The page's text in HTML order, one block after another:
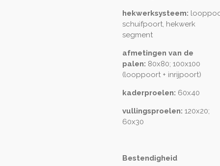
hekwerksysteem:
schuifpoort, hekwerk
segment
afmetingen van de
palen: 80x80; 100x100
(looppoort + inrijpoort)
kaderproelen: 60x40
vullingsproelen: 120x20;
60x30
Bestendigheid